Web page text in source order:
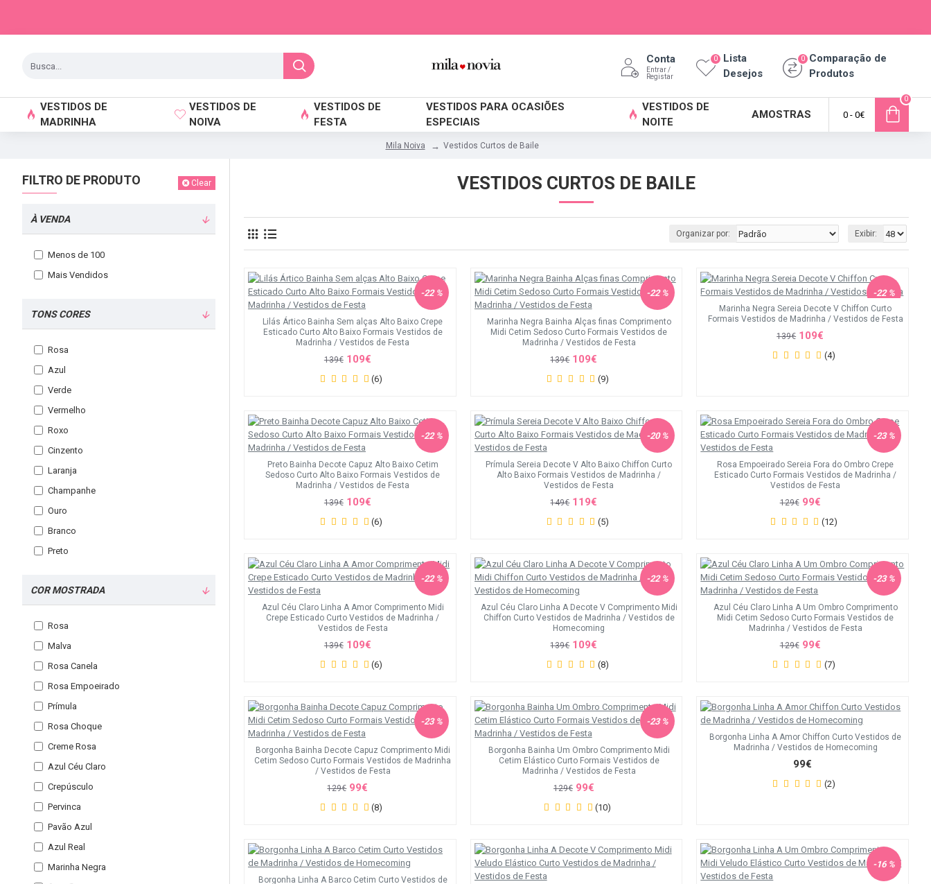
Conta
Entrar /
Registar
Lista
Desejos
0
Comparação de
Produtos
0
VESTIDOS DE
MADRINHA
VESTIDOS DE
NOIVA
VESTIDOS DE
FESTA
VESTIDOS PARA OCASIÕES
ESPECIAIS
VESTIDOS DE
NOITE
AMOSTRAS 0 - 0€
0
Mila Noiva Vestidos Curtos de Baile
FILTRO DE PRODUTO Clear
À VENDA
Menos de 100
Mais Vendidos
COR MOSTRADA
Rosa
Malva
Rosa Canela
Rosa Empoeirado
Prímula
Rosa Choque
Creme Rosa
Azul Céu Claro
Crepúsculo
Pervinca
Pavão Azul
Azul Real
Marinha Negra
TONS CORES
Rosa
Azul
Verde
Vermelho
Roxo
Cinzento
Laranja
Champanhe
Ouro
Branco
Preto
VESTIDOS CURTOS DE BAILE
Organizar por: Exibir:
-22 %
Lilás Ártico Bainha Sem alças Alto Baixo Crepe
Esticado Curto Alto Baixo Formais Vestidos de
Madrinha / Vestidos de Festa
139€ 109€
(6)
-22 %
Marinha Negra Bainha Alças finas Comprimento
Midi Cetim Sedoso Curto Formais Vestidos de
Madrinha / Vestidos de Festa
139€ 109€
(9)
-22 %
Marinha Negra Sereia Decote V Chiffon Curto
Formais Vestidos de Madrinha / Vestidos de Festa
139€ 109€
(4)
-22 %
Preto Bainha Decote Capuz Alto Baixo Cetim
Sedoso Curto Alto Baixo Formais Vestidos de
Madrinha / Vestidos de Festa
139€ 109€
(6)
-20 %
Prímula Sereia Decote V Alto Baixo Chiffon Curto
Alto Baixo Formais Vestidos de Madrinha /
Vestidos de Festa
149€ 119€
(5)
-23 %
Rosa Empoeirado Sereia Fora do Ombro Crepe
Esticado Curto Formais Vestidos de Madrinha /
Vestidos de Festa
129€ 99€
(12)
-22 %
Azul Céu Claro Linha A Amor Comprimento Midi
Crepe Esticado Curto Vestidos de Madrinha /
Vestidos de Festa
139€ 109€
(6)
-22 %
Azul Céu Claro Linha A Decote V Comprimento Midi
Chiffon Curto Vestidos de Madrinha / Vestidos de
Homecoming
139€ 109€
(8)
-23 %
Azul Céu Claro Linha A Um Ombro Comprimento
Midi Cetim Sedoso Curto Formais Vestidos de
Madrinha / Vestidos de Festa
129€ 99€
(7)
-23 %
Borgonha Bainha Decote Capuz Comprimento Midi
Cetim Sedoso Curto Formais Vestidos de Madrinha
/ Vestidos de Festa
129€ 99€
(8)
-23 %
Borgonha Bainha Um Ombro Comprimento Midi
Cetim Elástico Curto Formais Vestidos de
Madrinha / Vestidos de Festa
129€ 99€
(10)
Borgonha Linha A Amor Chiffon Curto Vestidos de
Madrinha / Vestidos de Homecoming
99€
(2)
Borgonha Linha A Barco Cetim Curto Vestidos de
-16 %